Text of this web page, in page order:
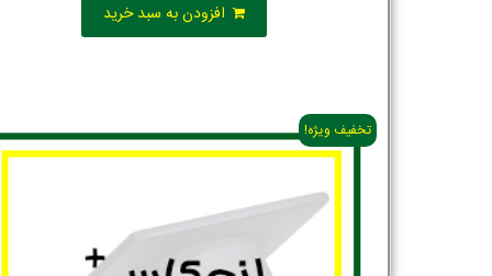
افزودن به سبد خرید
تخفیف ویژه!